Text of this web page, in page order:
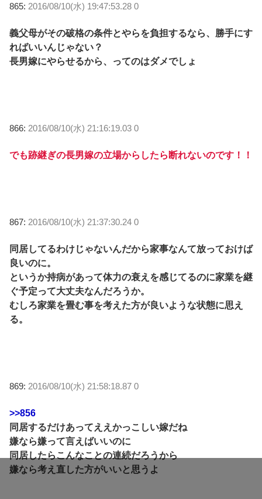
865: 2016/08/10(水) 19:47:53.28 0
義父母がその破格の条件とやらを負担するなら、勝手にす
ればいいんじゃない？
長男嫁にやらせるから、ってのはダメでしょ
866: 2016/08/10(水) 21:16:19.03 0
でも跡継ぎの長男嫁の立場からしたら断れないのです！！
867: 2016/08/10(水) 21:37:30.24 0
同居してるわけじゃないんだから家事なんて放っておけば
良いのに。
というか持病があって体力の衰えを感じてるのに家業を継
ぐ予定って大丈夫なんだろうか。
むしろ家業を畳む事を考えた方が良いような状態に思え
る。
869: 2016/08/10(水) 21:58:18.87 0
>>856
同居するだけあってええかっこしい嫁だね
嫌なら嫌って言えばいいのに
同居したらこんなことの連続だろうから
嫌なら考え直した方がいいと思うよ